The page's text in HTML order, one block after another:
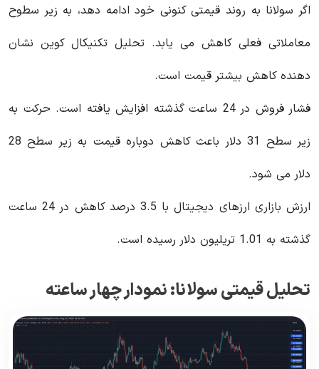
اگر سولانا به روند قیمتی کنونی خود ادامه دهد، به زیر سطوح
معاملاتی فعلی کاهش می یابد. تحلیل تکنیکال کوین نشان
دهنده کاهش بیشتر قیمت است.
فشار فروش در 24 ساعت گذشته افزایش یافته است. حرکت به
زیر سطح 31 دلار باعث کاهش دوباره قیمت به زیر سطح 28
دلار می شود.
ارزش بازاری ارزهای دیجیتال با 3.5 درصد کاهش در 24 ساعت
گذشته به 1.01 تریلیون دلار رسیده است.
تحلیل قیمتی سولانا: نمودار چهار ساعته